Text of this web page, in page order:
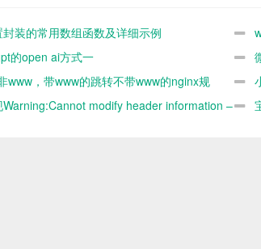
装的常用数组函数及详细示例
的open ai方式一
www，带www的跳转不带www的nginx规
modify header information –